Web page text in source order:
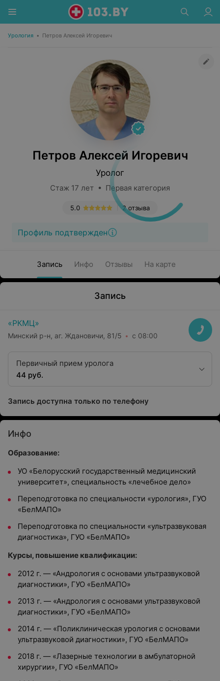
Урология • Петров Алексей Игоревич
Петров Алексей Игоревич
Уролог
Стаж 17 лет • Первая категория
2 отзыва
5.0
Профиль подтвержден
Запись Инфо Отзывы На карте
Запись
«РКМЦ»
Минский р-н, аг. Ждановичи, 81/5 с 08:00
Первичный прием уролога
44 руб.
Запись доступна только по телефону
Инфо
Образование:
УО «Белорусский государственный медицинский
университет», специальность «лечебное дело»
Переподготовка по специальности «урология», ГУО
«БелМАПО»
Переподготовка по специальности «ультразвуковая
диагностика», ГУО «БелМАПО»
Курсы, повышение квалификации:
2012 г. — «Андрология с основами ультразвуковой
диагностики», ГУО «БелМАПО»
2013 г. — «Андрология с основами ультразвуковой
диагностики», ГУО «БелМАПО»
2014 г. — «Поликлиническая урология с основами
ультразвуковой диагностики», ГУО «БелМАПО»
2018 г. — «Лазерные технологии в амбулаторной
хирургии», ГУО «БелМАПО»